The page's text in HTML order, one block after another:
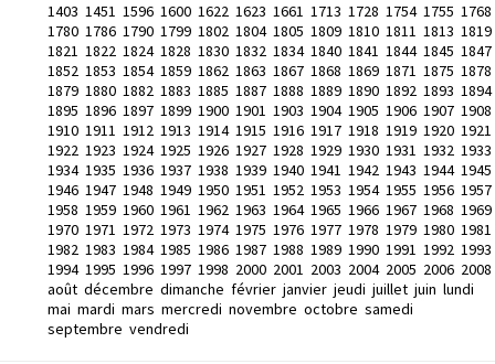
1403 1451 1596 1600 1622 1623 1661 1713 1728 1754 1755 1768
1780 1786 1790 1799 1802 1804 1805 1809 1810 1811 1813 1819
1821 1822 1824 1828 1830 1832 1834 1840 1841 1844 1845 1847
1852 1853 1854 1859 1862 1863 1867 1868 1869 1871 1875 1878
1879 1880 1882 1883 1885 1887 1888 1889 1890 1892 1893 1894
1895 1896 1897 1899 1900 1901 1903 1904 1905 1906 1907 1908
1910 1911 1912 1913 1914 1915 1916 1917 1918 1919 1920 1921
1922 1923 1924 1925 1926 1927 1928 1929 1930 1931 1932 1933
1934 1935 1936 1937 1938 1939 1940 1941 1942 1943 1944 1945
1946 1947 1948 1949 1950 1951 1952 1953 1954 1955 1956 1957
1958 1959 1960 1961 1962 1963 1964 1965 1966 1967 1968 1969
1970 1971 1972 1973 1974 1975 1976 1977 1978 1979 1980 1981
1982 1983 1984 1985 1986 1987 1988 1989 1990 1991 1992 1993
1994 1995 1996 1997 1998 2000 2001 2003 2004 2005 2006 2008
août décembre dimanche février janvier jeudi juillet juin lundi
mai mardi mars mercredi novembre octobre samedi
septembre vendredi